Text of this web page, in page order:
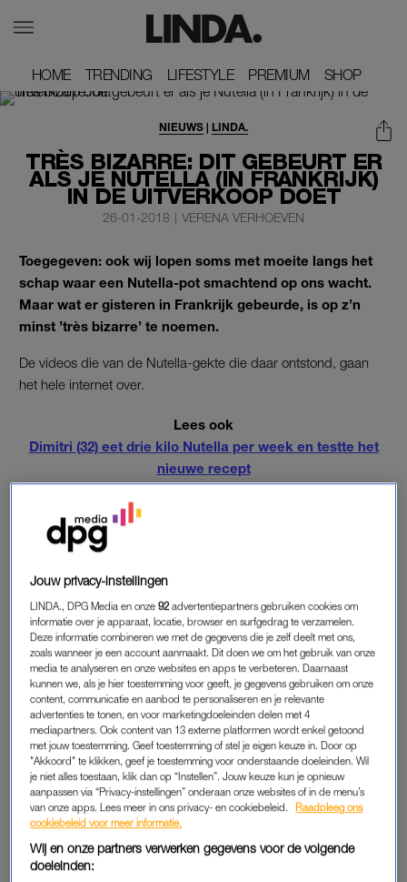
HOME
HOME TRENDING
TRENDING LIFESTYLE
LIFESTYLE PREMIUM
PREMIUM SHOP
SHOP
TRÈS BIZARRE: DIT GEBEURT ER
ALS JE NUTELLA (IN FRANKRIJK)
IN DE UITVERKOOP DOET
NIEUWS | LINDA.
26-01-2018 | VERENA VERHOEVEN
Toegegeven: ook wij lopen soms met moeite langs het
schap waar een Nutella-pot smachtend op ons wacht.
Maar wat er gisteren in Frankrijk gebeurde, is op z’n
minst ’très bizarre’ te noemen.
De videos die van de Nutella-gekte die daar ontstond, gaan
het hele internet over.
Lees ook
Dimitri (32) eet drie kilo Nutella per week en testte het
nieuwe recept
In de aanbieding
De supermarkten van Intermarché in Frankrijk verkopen
Nutella vanaf gisteren tot en met morgen niet voor €4,50, maar
voor €1,40. Een korting van zeventig procent dus. Dat hoef je
gisteren op social media verschenen, is te zien dat er grote
chaos ontstaat rondom de schappen met Nutella.
https://twitter.com/kennyLebon/status/956481551621066753
Duwen
Zelfs voor de supermarktmedewerkers was het onmogelijk om
zich tussen de vechtende klanten te wurmen. “We probeerden
om tussen de klanten in te komen, maar ze duwden ons weg”,
zegt een medewerker van een winkel in L’Horme. De
nieuwssiteRBTFschrijft dat in sommige winkels schappen van
meer dan driehonderd Nutella-potten binnen vijf minuten
werden leeggehaald.
Jouw privacy-instellingen
LINDA., DPG Media en onze92 advertentiepartners gebruiken cookies om
informatie over je apparaat, locatie, browser en surfgedrag te verzamelen.
Deze informatie combineren we met de gegevens die je zelf deelt met ons,
zoals wanneer je een account aanmaakt. Dit doen we om het gebruik van onze
media te analyseren en onze websites en apps te verbeteren. Daarnaast
kunnen we, als je hier toestemming voor geeft, je gegevens gebruiken om onze
content, communicatie en aanbod te personaliseren en je relevante
advertenties te tonen, en voor marketingdoeleinden delen met 4
mediapartners. Ook content van 13 externe platformen wordt enkel getoond
met jouw toestemming. Geef toestemming of stel je eigen keuze in. Door op
"Akkoord" te klikken, geef je toestemming voor onderstaande doeleinden. Wil
je niet alles toestaan, klik dan op “Instellen”. Jouw keuze kun je opnieuw
aanpassen via “Privacy-instellingen” onderaan onze websites of in de menu’s
van onze apps. Lees meer in ons privacy- en cookiebeleid.
Raadpleeg ons
cookiebeleid voor meer informatie.
Wij en onze partners verwerken gegevens voor de volgende
doeleinden: